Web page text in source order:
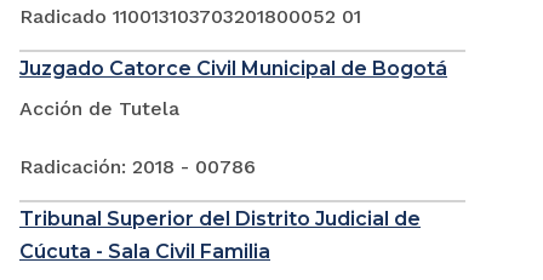
Radicado 110013103703201800052 01
Juzgado Catorce Civil Municipal de Bogotá
Acción de Tutela
Radicación: 2018 - 00786
Tribunal Superior del Distrito Judicial de
Cúcuta - Sala Civil Familia